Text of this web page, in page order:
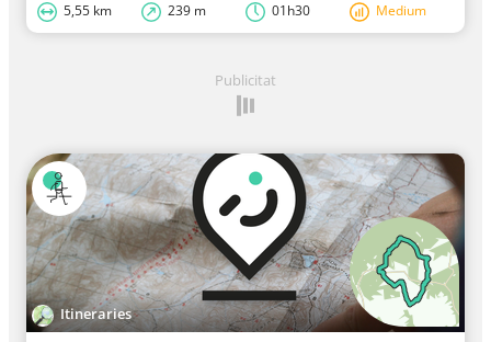
5,55 km 239 m 01h30 Medium
Publicitat
Itineraries